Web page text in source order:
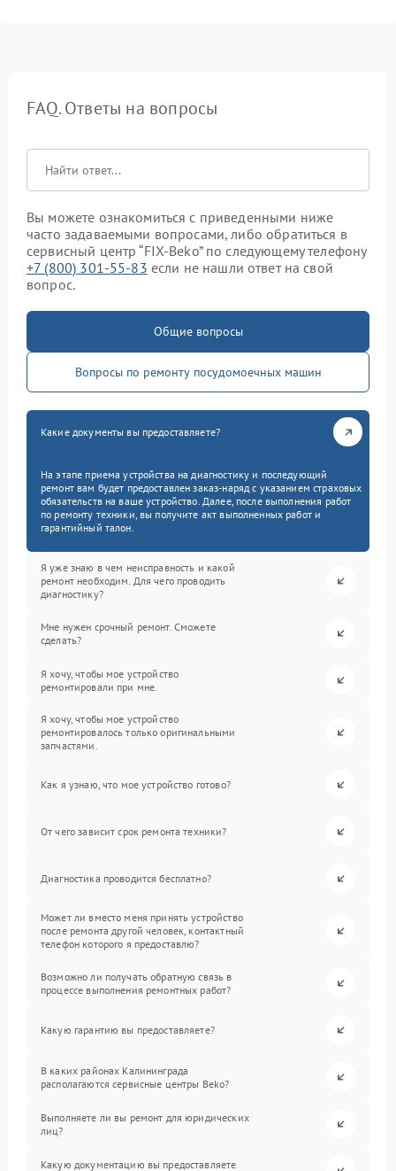
FAQ. Ответы на вопросы
Вы можете ознакомиться с приведенными ниже
часто задаваемыми вопросами, либо обратиться в
сервисный центр “FIX-Beko” по следующему телефону
+7 (800) 301-55-83 если не нашли ответ на свой
вопрос.
Общие вопросы
Вопросы по ремонту посудомоечных машин
Какие документы вы предоставляете?
На этапе приема устройства на диагностику и последующий
ремонт вам будет предоставлен заказ-наряд с указанием страховых
обязательств на ваше устройство. Далее, после выполнения работ
по ремонту техники, вы получите акт выполненных работ и
гарантийный талон.
Я уже знаю в чем неисправность и какой
ремонт необходим. Для чего проводить
диагностику?
Мне нужен срочный ремонт. Сможете
сделать?
Я хочу, чтобы мое устройство
ремонтировали при мне.
Я хочу, чтобы мое устройство
ремонтировалось только оригинальными
запчастями.
Как я узнаю, что мое устройство готово?
От чего зависит срок ремонта техники?
Диагностика проводится бесплатно?
Может ли вместо меня принять устройство
после ремонта другой человек, контактный
телефон которого я предоставлю?
Возможно ли получать обратную связь в
процессе выполнения ремонтных работ?
Какую гарантию вы предоставляете?
В каких районах Калининграда
располагаются сервисные центры Beko?
Выполняете ли вы ремонт для юридических
лиц?
Какую документацию вы предоставляете